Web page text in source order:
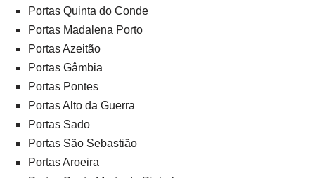
Portas Quinta do Conde
Portas Madalena Porto
Portas Azeitão
Portas Gâmbia
Portas Pontes
Portas Alto da Guerra
Portas Sado
Portas São Sebastião
Portas Aroeira